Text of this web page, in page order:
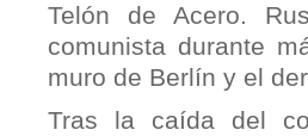
Telón de Acero.
comunista durante
muro de Berlín y el
Tras la caída del